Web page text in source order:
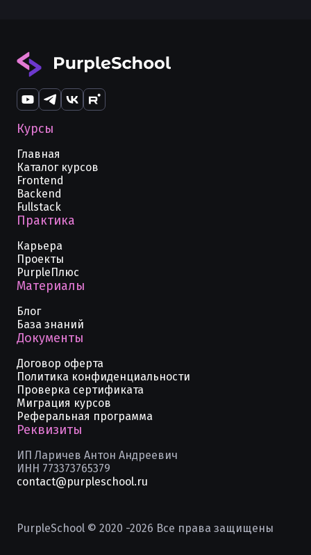
Курсы
Главная
Каталог курсов
Frontend
Backend
Fullstack
Практика
Карьера
Проекты
PurpleПлюс
Материалы
Блог
База знаний
Документы
Договор оферта
Политика конфиденциальности
Проверка сертификата
Миграция курсов
Реферальная программа
Реквизиты
ИП Ларичев Антон Андреевич
ИНН 773373765379
contact@purpleschool.ru
PurpleSchool © 2020 -2026 Все права защищены